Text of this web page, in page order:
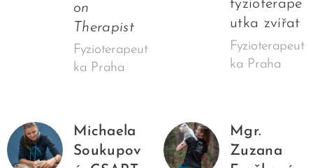
on
Therapist
Fyzioterapeut
ka Praha
fyzioterape
utka zvířat
Fyzioterapeut
ka Praha
Michaela
Soukupov
Mgr.
Zuzana